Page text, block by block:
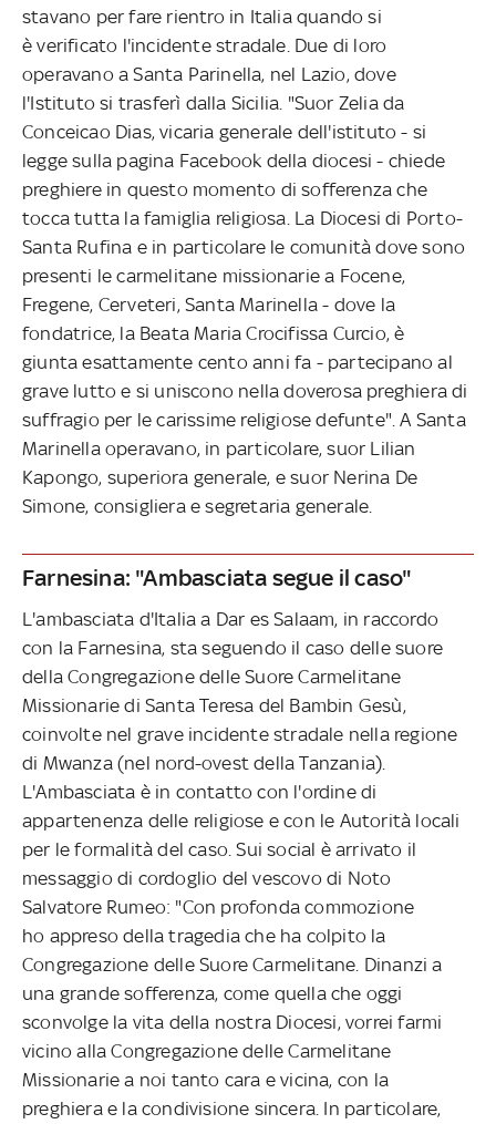
stavano per fare rientro in Italia quando si
è verificato l'incidente stradale. Due di loro
operavano a Santa Parinella, nel Lazio, dove
l'Istituto si trasferì dalla Sicilia. "Suor Zelia da
Conceicao Dias, vicaria generale dell'istituto - si
legge sulla pagina Facebook della diocesi - chiede
preghiere in questo momento di sofferenza che
tocca tutta la famiglia religiosa. La Diocesi di Porto-
Santa Rufina e in particolare le comunità dove sono
presenti le carmelitane missionarie a Focene,
Fregene, Cerveteri, Santa Marinella - dove la
fondatrice, la Beata Maria Crocifissa Curcio, è
giunta esattamente cento anni fa - partecipano al
grave lutto e si uniscono nella doverosa preghiera di
suffragio per le carissime religiose defunte". A Santa
Marinella operavano, in particolare, suor Lilian
Kapongo, superiora generale, e suor Nerina De
Simone, consigliera e segretaria generale.
Farnesina: "Ambasciata segue il caso"
L'ambasciata d'Italia a Dar es Salaam, in raccordo
con la Farnesina, sta seguendo il caso delle suore
della Congregazione delle Suore Carmelitane
Missionarie di Santa Teresa del Bambin Gesù,
coinvolte nel grave incidente stradale nella regione
di Mwanza (nel nord-ovest della Tanzania).
L'Ambasciata è in contatto con l'ordine di
appartenenza delle religiose e con le Autorità locali
per le formalità del caso. Sui social è arrivato il
messaggio di cordoglio del vescovo di Noto
Salvatore Rumeo: "Con profonda commozione
ho appreso della tragedia che ha colpito la
Congregazione delle Suore Carmelitane. Dinanzi a
una grande sofferenza, come quella che oggi
sconvolge la vita della nostra Diocesi, vorrei farmi
vicino alla Congregazione delle Carmelitane
Missionarie a noi tanto cara e vicina, con la
preghiera e la condivisione sincera. In particolare,